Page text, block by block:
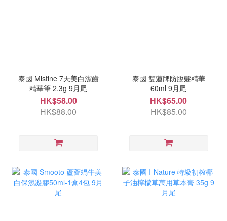
泰國 Mistine 7天美白潔齒
精華筆 2.3g 9月尾
HK$58.00
HK$88.00
泰國 雙蓮牌防脫髮精華
60ml 9月尾
HK$65.00
HK$85.00